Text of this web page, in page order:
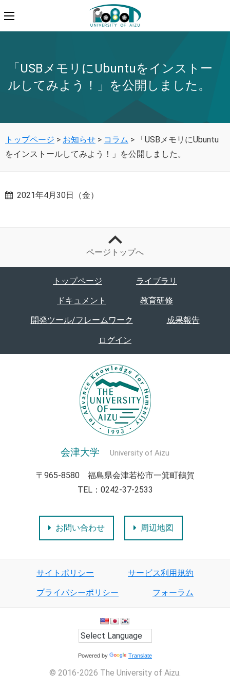
「USBメモリにUbuntuをインストー
ルしてみよう！」を公開しました。
トップページ > お知らせ > コラム >
「USBメモリにUbuntu
をインストールしてみよう！」を公開しました。
2021年4月30日（金）
ページトップへ
トップページ ライブラリ
ドキュメント 教育研修
開発ツール/フレームワーク 成果報告
ログイン
会津大学 University of Aizu
〒965-8580 福島県会津若松市一箕町鶴賀
TEL：0242-37-2533
お問い合わせ 周辺地図
サイトポリシー サービス利用規約
プライバシーポリシー フォーラム
Powered by Translate
© 2016-2026 The University of Aizu.